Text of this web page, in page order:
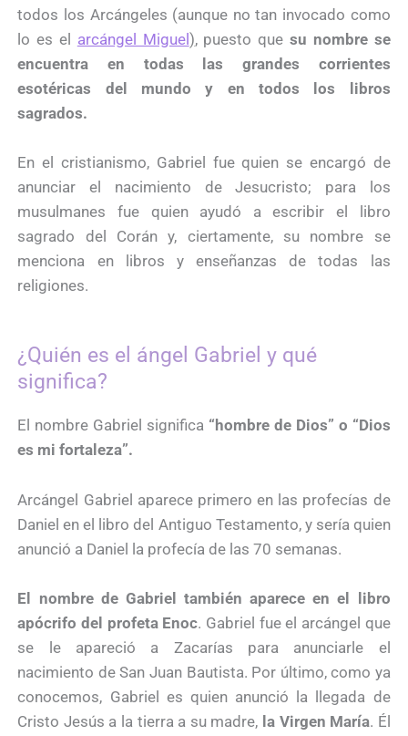
todos los Arcángeles (aunque no tan invocado como
lo es el arcángel Miguel), puesto quesu nombre se
encuentra en todas las grandes corrientes
esotéricas del mundo y en todos los libros
sagrados.
En el cristianismo, Gabriel fue quien se encargó de
anunciar el nacimiento de Jesucristo; para los
musulmanes fue quien ayudó a escribir el libro
sagrado del Corán y, ciertamente, su nombre se
menciona en libros y enseñanzas de todas las
religiones.
¿Quién es el ángel Gabriel y qué
significa?
El nombre Gabriel significa “hombre de Dios” o “Dios
es mi fortaleza”.
Arcángel Gabriel aparece primero en las profecías de
Daniel en el libro del Antiguo Testamento, y sería quien
anunció a Daniel la profecía de las 70 semanas.
El nombre de Gabriel también aparece en el libro
apócrifo del profeta Enoc. Gabriel fue el arcángel que
se le apareció a Zacarías para anunciarle el
nacimiento de San Juan Bautista. Por último, como ya
conocemos, Gabriel es quien anunció la llegada de
Cristo Jesús a la tierra a su madre, la Virgen María. Él